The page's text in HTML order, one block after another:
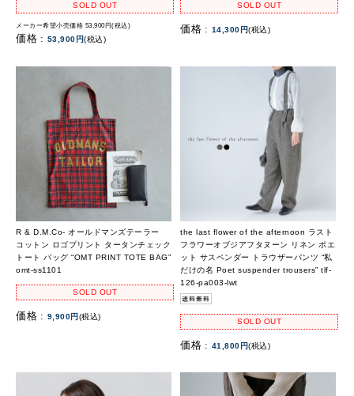
SOLD OUT
メーカー希望小売価格 53,900円(税込)
価格 : 53,900円(税込)
SOLD OUT
価格 : 14,300円(税込)
R & D.M.Co- オールドマンズテーラー
コットン ロゴプリント タータンチェック
トート バッグ “OMT PRINT TOTE BAG”
omt-ss1101
SOLD OUT
価格 : 9,900円 (税込)
the last flower of the afternoon ラスト
フラワーオブジアフタヌーン リネン ポエ
ット サスペンダー トラウザーパンツ “私
だけの名 Poet suspender trousers” tlf-
126-pa003-lwt
SOLD OUT
価格 : 41,800円(税込)